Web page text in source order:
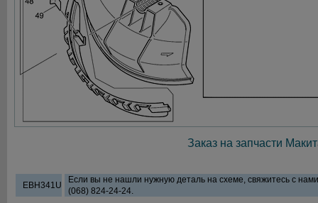
Заказ на запчасти
EBH341U
Если вы не нашли нужную деталь на схеме, свяжитесь с
(068) 824-24-24.